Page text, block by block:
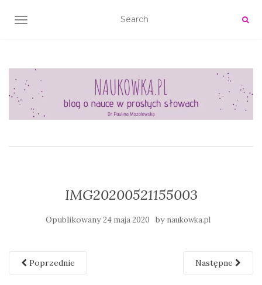
TOGGLE NAVIGATION
IMG20200521155003
Opublikowany24 maja 2020 by naukowka.pl
Poprzednie Następne